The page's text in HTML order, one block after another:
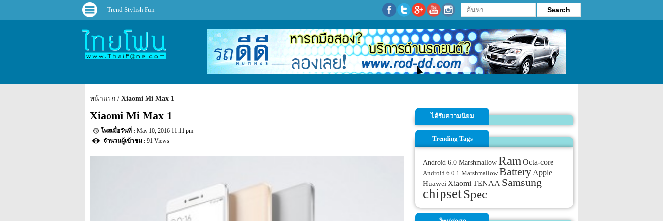
Trend Stylish Fun
หน้าแรก Xiaomi Mi Max 1
Xiaomi Mi Max 1
May 10, 2016 11:11 pm
91 Views
ได้รับความนิยม
Trending Tags
Android 6.0 MarshmallowRam Octa-core
Android 6.0.1 Marshmallow BatteryApple
Huawei Xiaomi TENAA Samsung
chipsetSpec